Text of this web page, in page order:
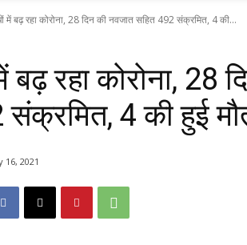
में बढ़ रहा कोरोना, 28 दिन की नवजात सहित 492 संक्रमित, 4 की...
बढ़ रहा कोरोना, 28
4 की हुई
16, 2021